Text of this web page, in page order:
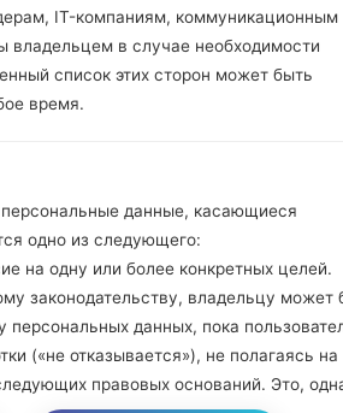
Нажмите и
Далее
должна
появится на экране.
Укажите только
В конце нажмите
перезагрузится и
IT-компаниям, коммуникационным
владельцем в случае необходимости
список этих сторон может быть
время.
данные, касающиеся
одно из следующего:
на одну или более конкретных целей.
законодательству, владельцу может
персональных данных, пока
(«не отказывается»), не полагаясь на
правовых оснований. Это,